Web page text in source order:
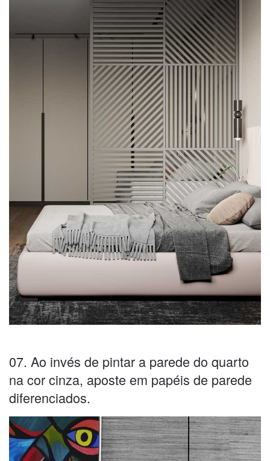
07. Ao invés de pintar a parede do quarto
na cor cinza, aposte em papéis de parede
diferenciados.